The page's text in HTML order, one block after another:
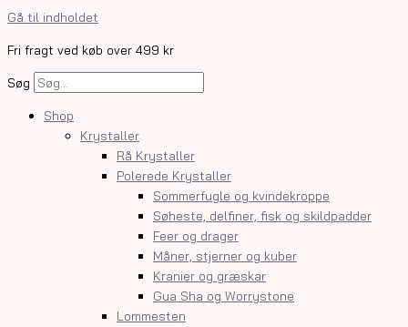
Gå til indholdet
Fri fragt ved køb over 499 kr
Søg
Shop
Krystaller
Rå Krystaller
Polerede Krystaller
Sommerfugle og kvindekroppe
Søheste, delfiner, fisk og skildpadder
Feer og drager
Måner, stjerner og kuber
Kranier og græskar
Gua Sha og Worrystone
Lommesten